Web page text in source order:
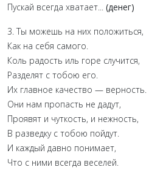
Пускай всегда хватает... (денег)
3. Ты можешь на них положиться,
Как на себя самого.
Коль радость иль горе случится,
Разделят с тобою его.
Их главное качество — верность.
Они нам пропасть не дадут,
Проявят и чуткость, и нежность,
В разведку с тобою пойдут.
И каждый давно понимает,
Что с ними всегда веселей.